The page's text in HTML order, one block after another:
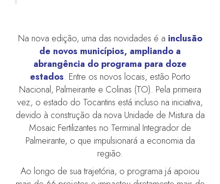
Na nova edição, uma das novidades é a inclusão
de novos municípios, ampliando a
abrangência do programa para doze
estados. Entre os novos locais, estão Porto
Nacional, Palmeirante e Colinas (TO). Pela primeira
vez, o estado do Tocantins está incluso na iniciativa,
devido à construção da nova Unidade de Mistura da
Mosaic Fertilizantes no Terminal Integrador de
Palmeirante, o que impulsionará a economia da
região.
Ao longo de sua trajetória, o programa já apoiou